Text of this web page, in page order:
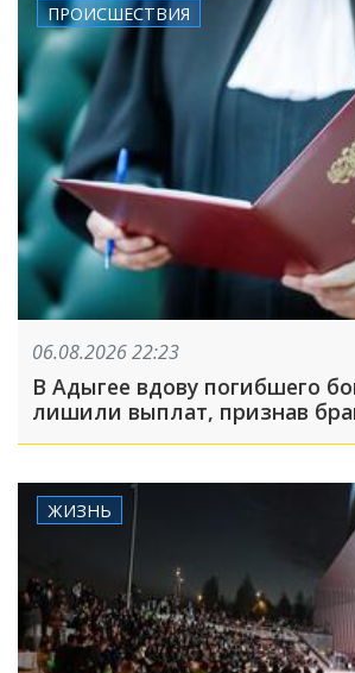
ПРОИСШЕСТВИЯ
06.08.2026 22:23
В Адыгее вдову погибшего
лишили выплат, признав
ЖИЗНЬ